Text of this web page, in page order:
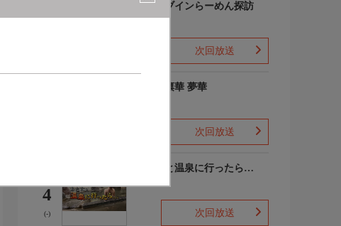
ドライブインらーめん探訪
次回放送
ゆめの凛華 夢華
次回放送
4
(-)
あなたと温泉に行ったら…
次回放送